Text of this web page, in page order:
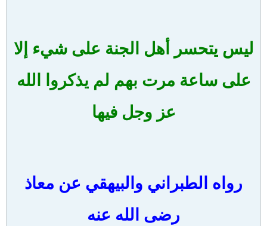
ليس يتحسر أهل الجنة على شيء إلا
على ساعة مرت بهم لم يذكروا الله
عز وجل فيها
رواه الطبراني والبيهقي عن معاذ
رضى الله عنه